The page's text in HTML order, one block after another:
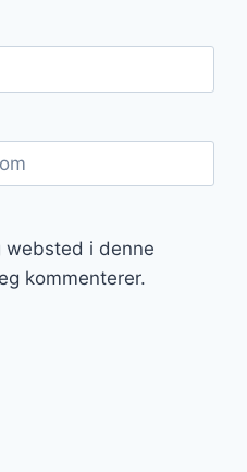
websted i denne
kommenterer.